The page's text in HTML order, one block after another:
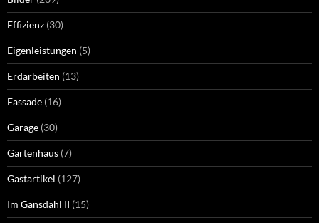
Effizienz (30)
Eigenleistungen (5)
Erdarbeiten (13)
Fassade (16)
Garage (30)
Gartenhaus (7)
Gastartikel (127)
Im Gansdahl II (15)